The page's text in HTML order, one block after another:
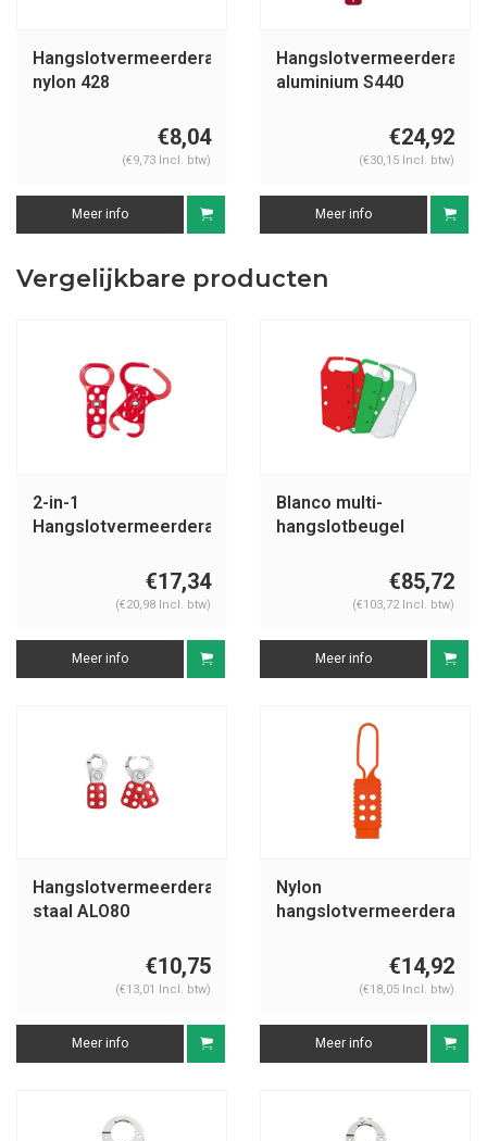
Hangslotvermeerderaar
nylon 428
€8,04
(€9,73 Incl. btw)
Meer info
Hangslotvermeerderaar
aluminium S440
€24,92
(€30,15 Incl. btw)
Meer info
Vergelijkbare producten
2-in-1
Hangslotvermeerderaar
€17,34
(€20,98 Incl. btw)
Meer info
Blanco multi-
hangslotbeugel
€85,72
(€103,72 Incl. btw)
Meer info
Hangslotvermeerderaar
staal ALO80
€10,75
(€13,01 Incl. btw)
Meer info
Nylon
hangslotvermeerderaar
€14,92
(€18,05 Incl. btw)
Meer info